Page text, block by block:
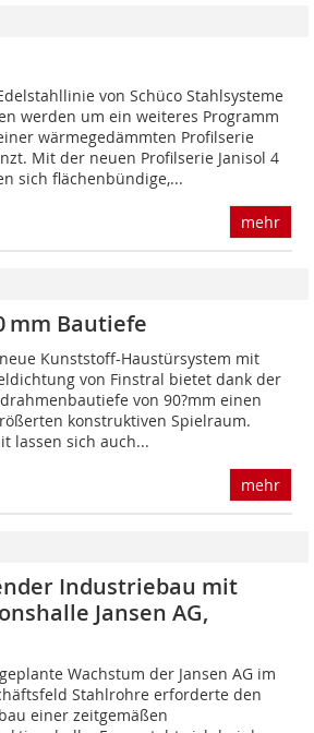
von Schüco Stahlsysteme
werden um ein weiteres Programm
wärmegedämmten Profilserie
Mit der neuen Profilserie Janisol 4
sich flächenbündige,...
mehr
mm Bautiefe
Kunststoff-Haustürsystem mit
von Finstral bietet dank der
von 90?mm einen
konstruktiven Spielraum.
lassen sich auch...
mehr
Industriebau mit
Jansen AG,
Wachstum der Jansen AG im
Stahlrohre erforderte den
einer zeitgemäßen